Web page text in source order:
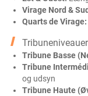
Virage Nord &
Quarts de Virage:
Tribuneniveauer
Tribune Basse
Tribune
og udsyn
Tribune Haute